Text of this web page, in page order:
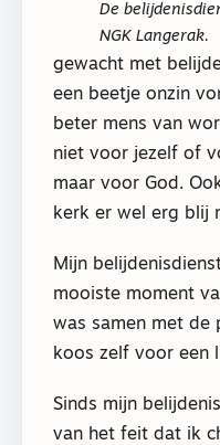
De
NGK Langerak.
gewacht met
een beetje onzin
beter mens van
niet voor jezelf of
maar voor God.
kerk er wel erg blij
Mijn
mooiste moment
was samen met de
koos zelf voor een
Sinds mijn
van het feit dat ik